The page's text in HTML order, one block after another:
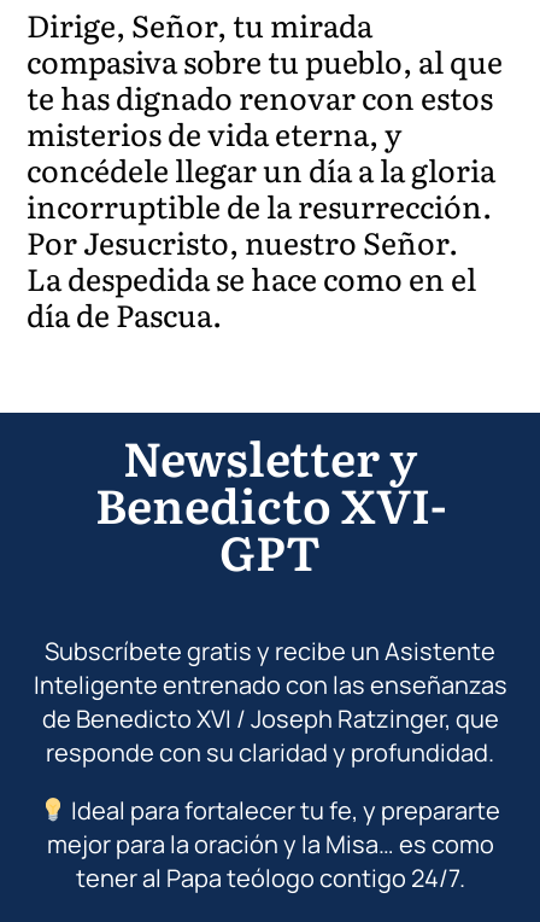
Dirige, Señor, tu mirada
compasiva sobre tu pueblo, al que
te has dignado renovar con estos
misterios de vida eterna, y
concédele llegar un día a la gloria
incorruptible de la resurrección.
Por Jesucristo, nuestro Señor.
La despedida se hace como en el
día de Pascua.
Newsletter y
Benedicto XVI-
GPT
Subscríbete gratis y recibe un Asistente
Inteligente entrenado con las enseñanzas
de Benedicto XVI / Joseph Ratzinger, que
responde con su claridad y profundidad.
Ideal para fortalecer tu fe, y prepararte
mejor para la oración y la Misa… es como
tener al Papa teólogo contigo 24/7.